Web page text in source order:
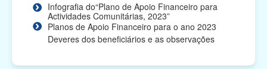
Comunitárias, 2026 (O prazo de apresentação das
candidatu...
Plano Integrado de Apoio Financeiro para 2026 (O
Infografia do“Plano de Apoio Financeiro para
Actividades Comunitárias, 2023”
Planos de Apoio Financeiro para o ano 2023
Deveres dos beneficiários e as observações